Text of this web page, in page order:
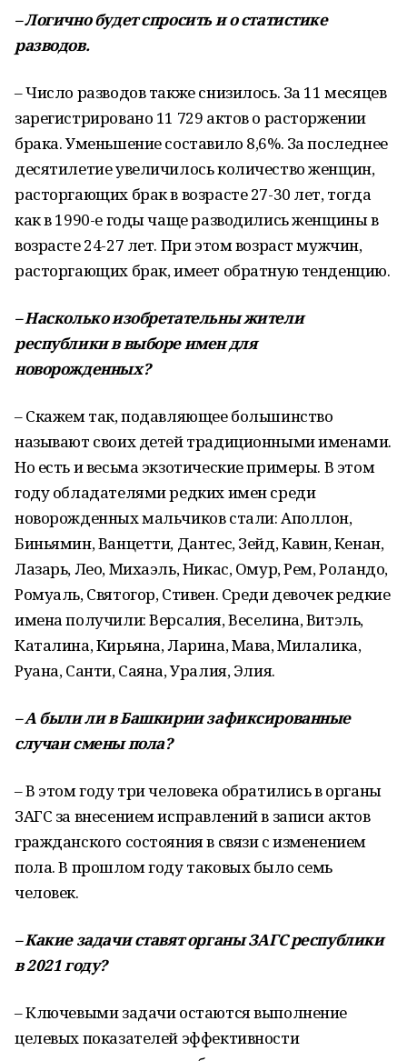
–Логично будет спросить и о статистике
разводов.
– Число разводов также снизилось. За 11 месяцев
зарегистрировано 11 729 актов о расторжении
брака. Уменьшение составило 8,6%. За последнее
десятилетие увеличилось количество женщин,
расторгающих брак в возрасте 27-30 лет, тогда
как в 1990-е годы чаще разводились женщины в
возрасте 24-27 лет. При этом возраст мужчин,
расторгающих брак, имеет обратную тенденцию.
–Насколько изобретательны жители
республики в выборе имен для
новорожденных?
– Скажем так, подавляющее большинство
называют своих детей традиционными именами.
Но есть и весьма экзотические примеры. В этом
году обладателями редких имен среди
новорожденных мальчиков стали: Аполлон,
Биньямин, Ванцетти, Дантес, Зейд, Кавин, Кенан,
Лазарь, Лео, Михаэль, Никас, Омур, Рем, Роландо,
Ромуаль, Святогор, Стивен. Среди девочек редкие
имена получили: Версалия, Веселина, Витэль,
Каталина, Кирьяна, Ларина, Мава, Милалика,
Руана, Санти, Саяна, Уралия, Элия.
–А были ли в Башкирии зафиксированные
случаи смены пола?
– В этом году три человека обратились в органы
ЗАГС за внесением исправлений в записи актов
гражданского состояния в связи с изменением
пола. В прошлом году таковых было семь
человек.
–Какие задачи ставят органы ЗАГС республики
в 2021 году?
– Ключевыми задачи остаются выполнение
целевых показателей эффективности